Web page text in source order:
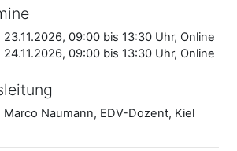
23.11.2026, 09:00 bis 13:30 Uhr, Online
24.11.2026, 09:00 bis 13:30 Uhr, Online
Marco Naumann, EDV-Dozent, Kiel